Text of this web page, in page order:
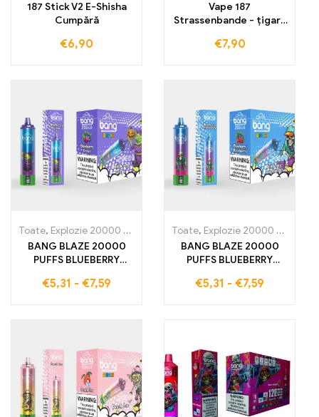
187 Stick V2 E-Shisha
Cumpără
€6,90
Vape 187
Strassenbande - țigară
folosință
€7,90
Toate, Explozie 20000 Pufuri
Țigarete electronice de unică
BANG BLAZE 20000
PUFFS BLUEBERRY
electronică de unică
€5,31 - €7,59
Toate, Explozie 20000 Pufuri
BANG BLAZE 20000
PUFFS BLUEBERRY
electronică de unică
€5,31 - €7,59